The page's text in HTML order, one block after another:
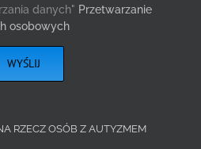
danych" Przetwarzanie
osobowych
RZECZ OSÓB Z AUTYZMEM